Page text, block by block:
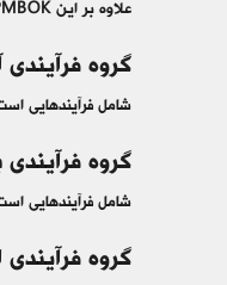
علاوه بر این PMBOK پروژه را به 5 گروه فرآیندی نیز تقسیم می‌کند که عبارتند از:
گروه فرآیندی
شامل فرآیندهایی
گروه فرآیندی
شامل فرآیندهایی
گروه فرآیندی